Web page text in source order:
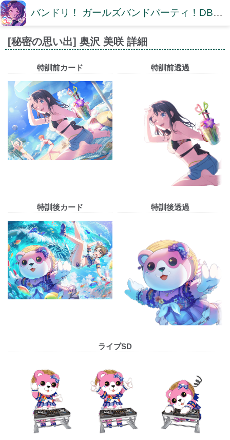
バンドリ！ ガールズバンドパーティ！DB【ガルパDB】
[秘密の思い出] 奥沢 美咲 詳細
特訓前カード 特訓前透過
特訓後カード 特訓後透過
ライブSD